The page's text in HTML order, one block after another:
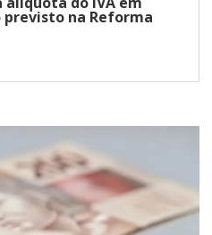
previsto na Reforma